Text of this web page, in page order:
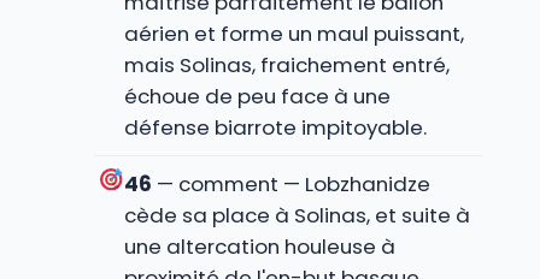
aérien et forme un maul puissant,
mais Solinas, fraichement entré,
échoue de peu face à une
défense biarrote impitoyable.
46 — comment — Lobzhanidze
cède sa place à Solinas, et suite à
une altercation houleuse à